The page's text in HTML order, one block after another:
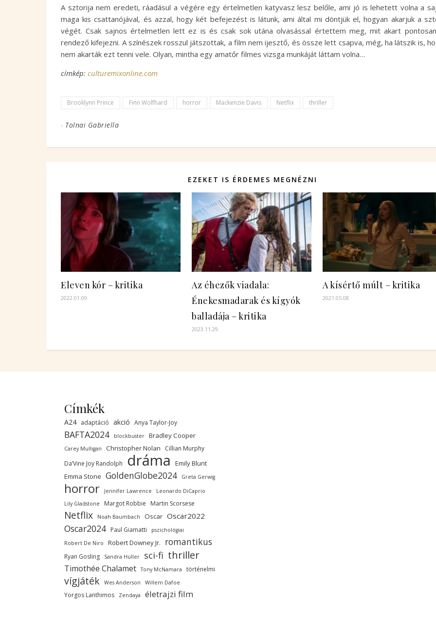
A sztorija nem eredeti, ráadásul a végére egy értelmetlen katyvasz lesz belőle, ami jó is lehetett volna a
maga kis csattanójával, és azzal, hogy két befejezést is látunk, ami által mi döntjük el, hogyan akarjuk a
végét. Csak sajnos értelmetlen lett ez is és csak sok utána olvasással értettem meg, mit akart
rendező kifejezni. A színészek rosszul játszottak, a film nem ijesztő, és össze lett csapva, még, ha látszik is,
nem akarták ezt tenni vele. Olyan, mintha egy amatőr filmes vizsga munkáját láttam volna…
címkép: culturemixonline.com
Brooklynn Prince Finn Wolfhard horror Mackenzie Davis Netflix thriller
- Tolnai Gabriella
EZEKET IS ÉRDEMES MEGNÉZNI
Eleven kór – kritika
2022.01.09.
Az éhezők viadala:
Énekesmadarak és kígyók
balladája – kritika
2023.11.29.
A kísértő múlt – kritika
2021.05.08.
Címkék
A24 adaptáció akció Anya Taylor-Joy
BAFTA2024 blockbuster Bradley Cooper
Carey Mulligan Christopher Nolan
Cillian Murphy
Da’Vine Joy Randolph
dráma
Emily Blunt
Emma Stone GoldenGlobe2024 Greta Gerwig
horror Jennifer Lawrence
Leonardo DiCaprio
Lily Gladstone
Margot Robbie Martin Scorsese
Netflix Noah Baumbach Oscar Oscar2022
Oscar2024 Paul Giamatti
pszichológiai
Robert De Niro
Robert Downey Jr. romantikus
Ryan Gosling Sandra Hüller sci-fi thriller
Timothée Chalamet Tony McNamara történelmi
vígjáték Wes Anderson Willem Dafoe
Yorgos Lanthimos Zendaya életrajzi film